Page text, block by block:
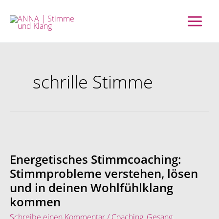
Inhalt
springen
schrille Stimme
Energetisches Stimmcoaching:
Stimmprobleme verstehen, lösen
und in deinen Wohlfühlklang
kommen
Stimmprobleme
verstehen,
lösen
und
in
deinen